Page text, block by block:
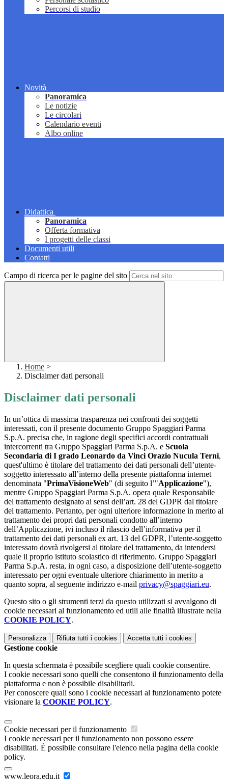
Percorsi di studio
Novità
Panoramica
Le notizie
Le circolari
Calendario eventi
Albo online
Didattica
Panoramica
Offerta formativa
I progetti delle classi
Documenti utili
Contatti
Campo di ricerca per le pagine del sito
Home >
Disclaimer dati personali
Disclaimer dati personali
In un’ottica di massima trasparenza nei confronti dei soggetti
interessati, con il presente documento Gruppo Spaggiari Parma
S.p.A. precisa che, in ragione degli specifici accordi contrattuali
intercorrenti tra Gruppo Spaggiari Parma S.p.A. e Scuola
Secondaria di I grado Leonardo da Vinci Orazio Nucula Terni,
quest'ultimo è titolare del trattamento dei dati personali dell’utente-
soggetto interessato all’interno della presente piattaforma internet
denominata "PrimaVisioneWeb" (di seguito l’"Applicazione"),
mentre Gruppo Spaggiari Parma S.p.A. opera quale Responsabile
del trattamento designato ai sensi dell’art. 28 del GDPR dal titolare
del trattamento. Pertanto, per ogni ulteriore informazione in merito al
trattamento dei propri dati personali condotto all’interno
dell’Applicazione, ivi incluso il rilascio dell’informativa per il
trattamento dei dati personali ex art. 13 del GDPR, l’utente-soggetto
interessato dovrà rivolgersi al titolare del trattamento, da intendersi
quale il proprio istituto scolastico di riferimento. Gruppo Spaggiari
Parma S.p.A. resta, in ogni caso, a disposizione dell’utente-soggetto
interessato per ogni eventuale ulteriore chiarimento in merito a
quanto sopra, al seguente indirizzo e-mail privacy@spaggiari.eu.
Questo sito o gli strumenti terzi da questo utilizzati si avvalgono di
cookie necessari al funzionamento ed utili alle finalità illustrate nella
COOKIE POLICY.
Personalizza Rifiuta tutti i cookies Accetta tutti i cookies
Gestione cookie
In questa schermata è possibile scegliere quali cookie consentire.
I cookie necessari sono quelli che consentono il funzionamento della
piattaforma e non è possibile disabilitarli.
Per conoscere quali sono i cookie necessari al funzionamento potete
visionare la COOKIE POLICY.
Cookie necessari per il funzionamento
I cookie necessari per il funzionamento non possono essere
disabilitati. È possibile consultare l'elenco nella pagina della cookie
policy.
www.leora.edu.it